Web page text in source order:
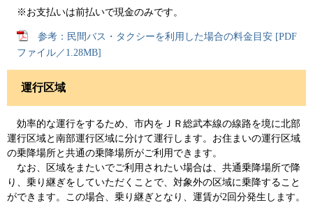
※お支払いは前払いで現金のみです。
参考：民間バス・タクシーを利用した場合の料金目安 [PDF
ファイル／1.28MB]
運行区域
効率的な運行をするため、市内をＪＲ総武本線の線路を境に北部
運行区域と南部運行区域に分けて運行します。お住まいの運行区域
の乗降場所と共通の乗降場所がご利用できます。
なお、区域をまたいでご利用されたい場合は、共通乗降場所で降
り、乗り継ぎをしていただくことで、対象外の区域に乗降すること
ができます。この場合、乗り継ぎとなり、運賃が2回分発生します。